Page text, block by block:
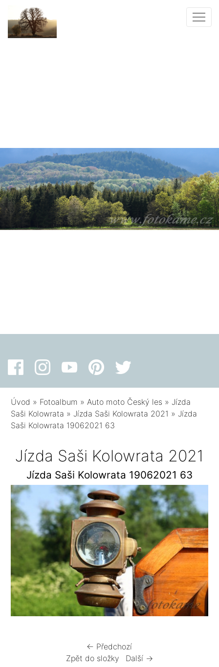
Úvod » Fotoalbum »Auto moto Český les » Jízda
Saši Kolowrata » Jízda Saši Kolowrata 2021 » Jízda
Saši Kolowrata 19062021 63
Jízda Saši Kolowrata 2021
Jízda Saši Kolowrata 19062021 63
← Předchozí
Zpět do složky
Další →